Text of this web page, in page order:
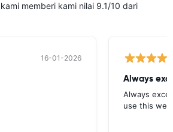
memberi kami nilai 9.1/10 dari
16-01-2026
Always
Always
use this